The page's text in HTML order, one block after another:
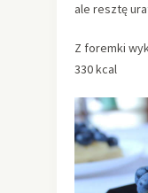
ale resztę
Z foremki
330 kcal